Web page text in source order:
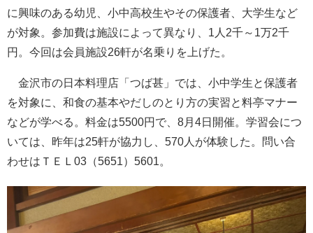
に興味のある幼児、小中高校生やその保護者、大学生など
が対象。参加費は施設によって異なり、1人2千～1万2千
円。今回は会員施設26軒が名乗りを上げた。
金沢市の日本料理店「つば甚」では、小中学生と保護者
を対象に、和食の基本やだしのとり方の実習と料亭マナー
などが学べる。料金は5500円で、8月4日開催。学習会につ
いては、昨年は25軒が協力し、570人が体験した。問い合
わせはＴＥＬ03（5651）5601。